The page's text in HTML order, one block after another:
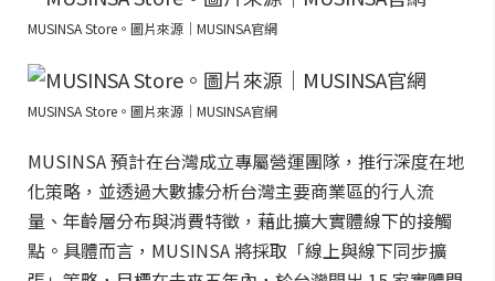
MUSINSA Store。圖片來源｜MUSINSA官網
MUSINSA Store。圖片來源｜MUSINSA官網
MUSINSA 預計在台灣成立專屬營運團隊，推行深度在地
化策略，並透過大數據分析台灣主要商業區的行人流
量、年齡層分布與消費特徵，藉此擴大實體線下的接觸
點。具體而言，MUSINSA 將採取「線上與線下同步擴